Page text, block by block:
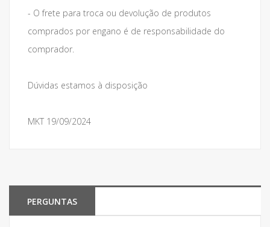
- O frete para troca ou devolução de produtos
comprados por engano é de responsabilidade do
comprador.
Dúvidas estamos à disposição
MKT 19/09/2024
PERGUNTAS